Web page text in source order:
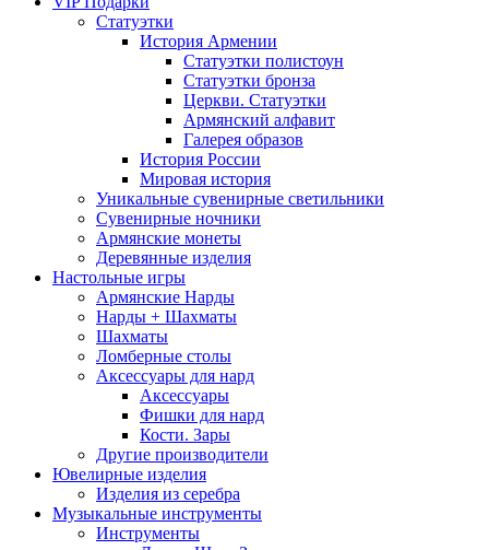
Статуэтки
История Армении
Статуэтки полистоун
Статуэтки бронза
Церкви. Статуэтки
Армянский алфавит
Галерея образов
История России
Мировая история
Уникальные сувенирные светильники
Сувенирные ночники
Армянские монеты
Деревянные изделия
Настольные игры
Армянские Нарды
Нарды + Шахматы
Шахматы
Ломберные столы
Аксессуары для нард
Аксессуары
Фишки для нард
Кости. Зары
Другие производители
Ювелирные изделия
Изделия из серебра
Музыкальные инструменты
Инструменты